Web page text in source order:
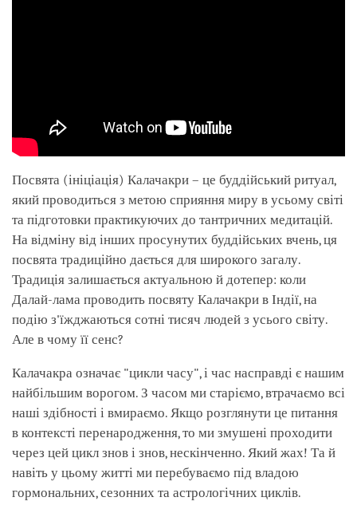
Посвята (ініціація) Калачакри – це буддійський ритуал,
який проводиться з метою сприяння миру в усьому світі
та підготовки практикуючих до тантричних медитацій.
На відміну від інших просунутих буддійських вчень, ця
посвята традиційно дається для широкого загалу.
Традиція залишається актуальною й дотепер: коли
Далай-лама проводить посвяту Калачакри в Індії, на
подію з'їжджаються сотні тисяч людей з усього світу.
Але в чому її сенс?
Калачакра означає "цикли часу", і час насправді є нашим
найбільшим ворогом. З часом ми старіємо, втрачаємо всі
наші здібності і вмираємо. Якщо розглянути це питання
в контексті перенародження, то ми змушені проходити
через цей цикл знов і знов, нескінченно. Який жах! Та й
навіть у цьому житті ми перебуваємо під владою
гормональних, сезонних та астрологічних циклів.